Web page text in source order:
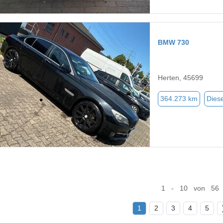
BMW 730
Herten, 45699
364.273 km
1 - 10 von 56
1 2 3 4 5